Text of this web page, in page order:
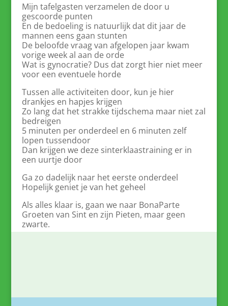
Mijn tafelgasten verzamelen de door u
gescoorde punten
En de bedoeling is natuurlijk dat dit jaar de
mannen eens gaan stunten
De beloofde vraag van afgelopen jaar kwam
vorige week al aan de orde
Wat is gynocratie? Dus dat zorgt hier niet meer
voor een eventuele horde
Tussen alle activiteiten door, kun je hier
drankjes en hapjes krijgen
Zo lang dat het strakke tijdschema maar niet zal
bedreigen
5 minuten per onderdeel en 6 minuten zelf
lopen tussendoor
Dan krijgen we deze sinterklaastraining er in
een uurtje door
Ga zo dadelijk naar het eerste onderdeel
Hopelijk geniet je van het geheel
Als alles klaar is, gaan we naar BonaParte
Groeten van Sint en zijn Pieten, maar geen
zwarte.